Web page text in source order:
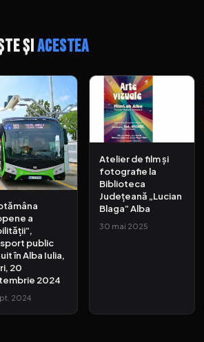
șiacestea
a
public
în Alba Iulia,
20
2024
2024
Atelier de film și
fotografie la
Biblioteca
Județeană „Lucian
Blaga” Alba
30 mai 2025